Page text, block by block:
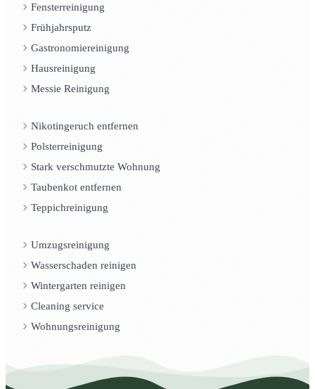
Fensterreinigung
Frühjahrsputz
Gastronomiereinigung
Hausreinigung
Messie Reinigung
Nikotingeruch entfernen
Polsterreinigung
Stark verschmutzte Wohnung
Taubenkot entfernen
Teppichreinigung
Umzugsreinigung
Wasserschaden reinigen
Wintergarten reinigen
Cleaning service
Wohnungsreinigung